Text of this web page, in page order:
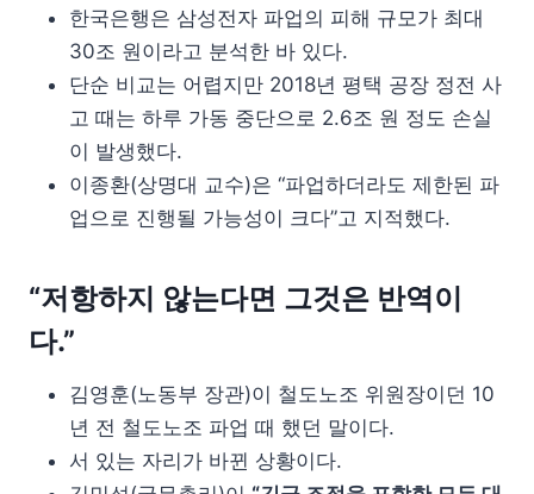
한국은행은 삼성전자 파업의 피해 규모가 최대
30조 원이라고 분석한 바 있다.
단순 비교는 어렵지만 2018년 평택 공장 정전 사
고 때는 하루 가동 중단으로 2.6조 원 정도 손실
이 발생했다.
이종환(상명대 교수)은 “파업하더라도 제한된 파
업으로 진행될 가능성이 크다”고 지적했다.
“저항하지 않는다면 그것은 반역이
다.”
김영훈(노동부 장관)이 철도노조 위원장이던 10
년 전 철도노조 파업 때 했던 말이다.
서 있는 자리가 바뀐 상황이다.